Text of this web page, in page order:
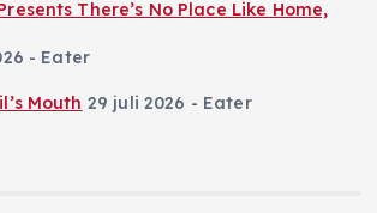
There’s No Place Like Home,
- Eater
Mouth 29 juli 2026 - Eater